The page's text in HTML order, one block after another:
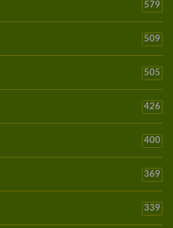
579
509
505
426
400
369
339